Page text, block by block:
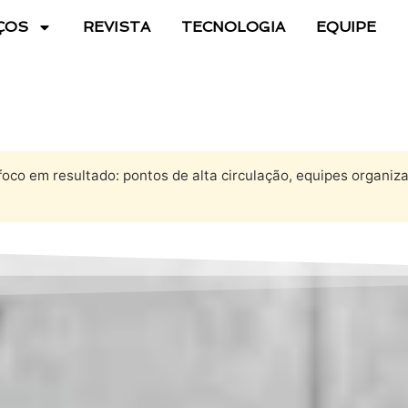
REVISTA TECNOLOGIA EQUIPE
em resultado: pontos de alta circulação, equipes